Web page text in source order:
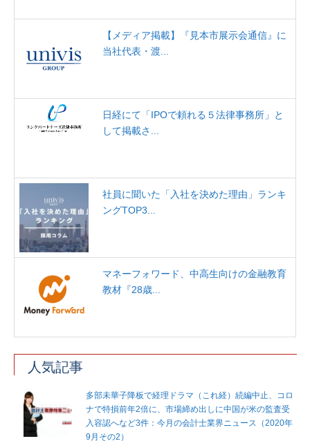
【メディア掲載】『見本市展示会通信』に
当社代表・渡...
日経にて「IPOで頼れる５法律事務所」と
して掲載さ...
社員に聞いた「入社を決めた理由」ランキ
ングTOP3...
マネーフォワード、中高生向けの金融教育
教材『28歳...
人気記事
多部未華子降板で経理ドラマ（これ経）続編中止、コロ
ナで特損前年2倍に、市場締め出しに中国が米の監査受
入容認へなど3件：今月の会計士業界ニュース（2020年
9月その2）